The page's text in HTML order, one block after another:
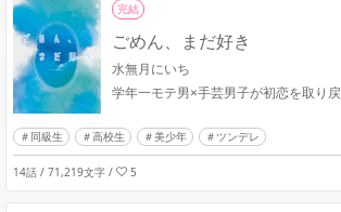
完結
ごめん、まだ好き
水無月にいち
学年一モテ男×手芸男子が初恋を取り戻
同級生 高校生 美少年 ツンデレ
14話 / 71,219文字 / 5